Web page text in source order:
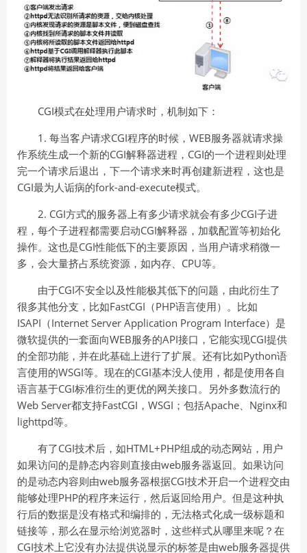
CGI模式在处理用户请求时，机制如下：
1. 每当客户请求CGI程序的时候，WEB服务器就请求操
作系统生成一个新的CGI解释器进程，CGI的一个进程则处理
完一个请求后退出，下一个请求来时再创建新进程，这也是
CGI最为人诟病的fork-and-execute模式。
2. CGI方式的服务器上有多少请求就会有多少CGI子进
程，每个子进程都需要启动CGI解释器，加载配置等初始化
操作。这也是CGI性能低下的主要原因，当用户请求稍微一
多，会大量挤占系统资源，如内存、CPU等。
由于CGI不安全以及性能极其低下的问题，由此衍生了
很多其他分支，比如FastCGI（PHP语言使用）。比如
ISAPI（Internet Server Application Program Interface）是
微软提供的一套面向WEB服务的API接口，它能实现CGI提供
的全部功能，并在此基础上进行了扩展。还有比如Python语
言使用的WSGI等。现在的CGI基本没人使用，都是使用各自
语言基于CGI标准衍生的更优的网关接口。另外多数流行的
Web Server都支持FastCGI，WSGI；包括Apache、Nginx和
lighttpd等。
有了CGI技术后，如HTML+PHP组成的动态网站，用户
如果访问的是静态内容则直接由web服务器返回。如果访问
的是动态内容则由web服务器根据CGI技术开启一个进程交由
能够处理PHP的程序来运行，然后返回给用户。但是这种执
行后的数据是没有格式和编排的，无法格式化成一级标题和
链接等，那么在显示给浏览器时，这些样式从哪里来呢？在
CGI技术上它没有办法提供说显示的标签是由web服务器提供